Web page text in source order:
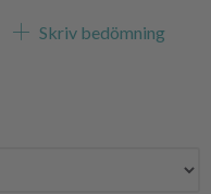
Skriv bedömning